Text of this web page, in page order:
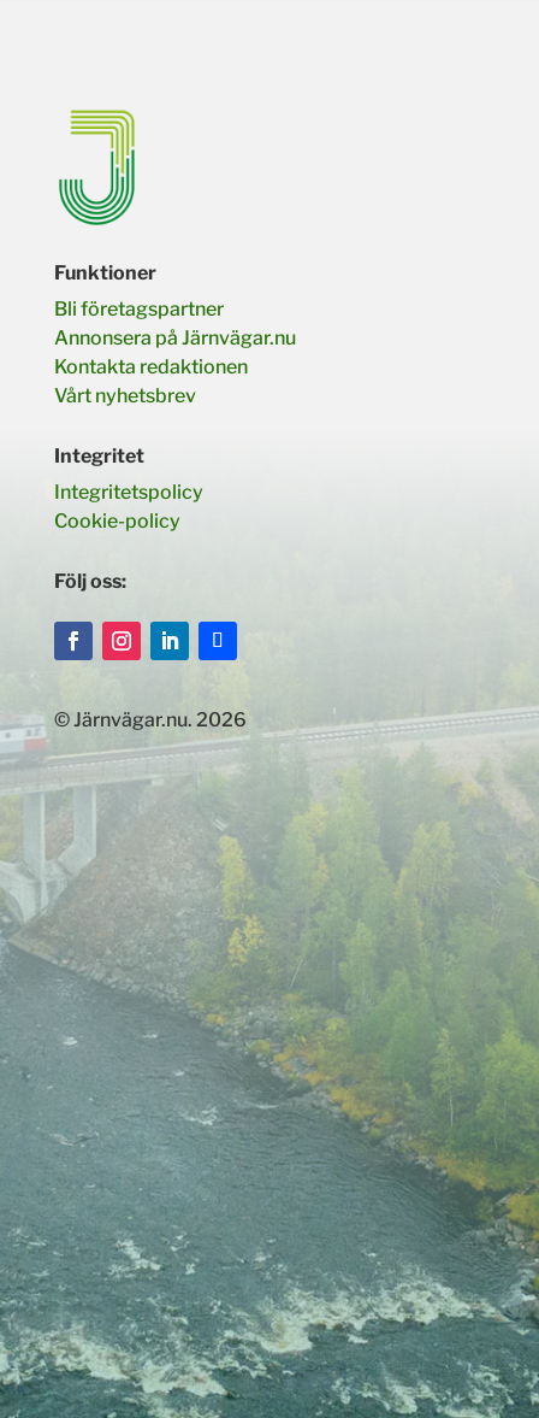
Funktioner
Bli företagspartner
Annonsera på Järnvägar.nu
Kontakta redaktionen
Vårt nyhetsbrev
Integritet
Integritetspolicy
Cookie-policy
Följ oss:
© Järnvägar.nu. 2026